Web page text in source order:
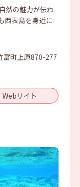
然の魅力が伝わ
西表島を身近に
町上原870-277
Webサイト